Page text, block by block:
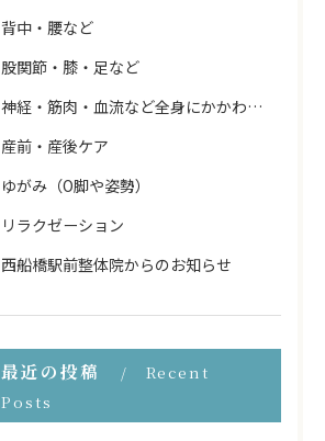
背中・腰など
股関節・膝・足など
神経・筋肉・血流など全身にかかわること
産前・産後ケア
ゆがみ（O脚や姿勢）
リラクゼーション
西船橋駅前整体院からのお知らせ
最近の投稿
Recent
Posts